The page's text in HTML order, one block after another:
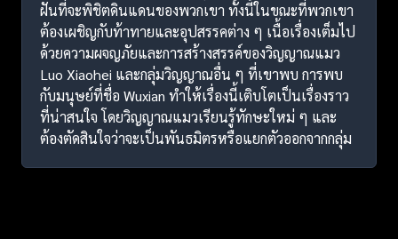
ฝันที่จะพิชิตดินแดนของพวกเขา ทั้งนี้ในขณะที่พวกเขา
ต้องเผชิญกับท้าทายและอุปสรรคต่าง ๆ เนื้อเรื่องเต็มไป
ด้วยความผจญภัยและการสร้างสรรค์ของวิญญาณแมว
Luo Xiaohei และกลุ่มวิญญาณอื่น ๆ ที่เขาพบ การพบ
กับมนุษย์ที่ชื่อ Wuxian ทำให้เรื่องนี้เติบโตเป็นเรื่องราว
ที่น่าสนใจ โดยวิญญาณแมวเรียนรู้ทักษะใหม่ ๆ และ
ต้องตัดสินใจว่าจะเป็นพันธมิตรหรือแยกตัวออกจากกลุ่ม